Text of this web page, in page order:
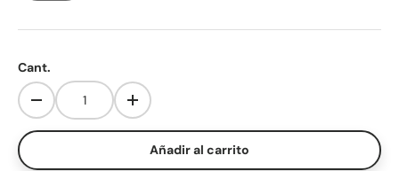
Cant.
Disminuir cantidadAumentar la cantidad
Añadir al carrito